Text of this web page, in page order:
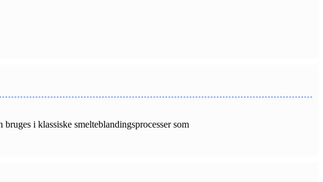
i klassiske smelteblandingsprocesser som